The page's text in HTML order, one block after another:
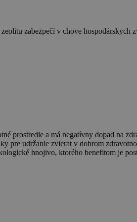
zabezpečí v chove hospodárskych
prostredie a má negatívny dopad na
pre udržanie zvierat v dobrom
hnojivo, ktorého benefitom je
je významná aktualizácia
jedinečnú hodnotu pre
stránky.
údajov na stránkach s
vložených videí.